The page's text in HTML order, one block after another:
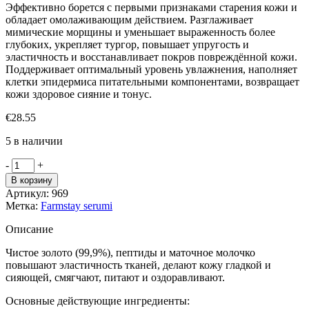
Эффективно борется с первыми признаками старения кожи и
обладает омолаживающим действием. Разглаживает
мимические морщины и уменьшает выраженность более
глубоких, укрепляет тургор, повышает упругость и
эластичность и восстанавливает покров повреждённой кожи.
Поддерживает оптимальный уровень увлажнения, наполняет
клетки эпидермиса питательными компонентами, возвращает
кожи здоровое сияние и тонус.
€28.55
5 в наличии
- Количество
товара
FarmStay
24K
Gold
&
омолаживающая
сыворотка
с
и
+
В корзину
Артикул: 969
Метка: Farmstay serumi
Описание
Чистое золото (99,9%), пептиды и маточное молочко
повышают эластичность тканей, делают кожу гладкой и
сияющей, смягчают, питают и оздоравливают.
Основные действующие ингредиенты: